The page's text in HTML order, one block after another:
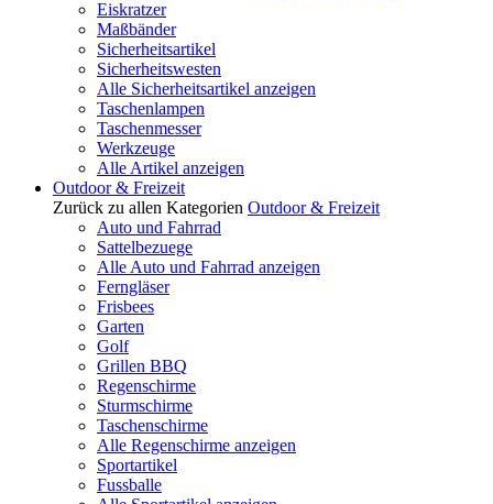
Eiskratzer
Maßbänder
Sicherheitsartikel
Sicherheitswesten
Alle Sicherheitsartikel anzeigen
Taschenlampen
Taschenmesser
Werkzeuge
Alle Artikel anzeigen
Outdoor & Freizeit
Zurück zu allen Kategorien Outdoor & Freizeit
Auto und Fahrrad
Sattelbezuege
Alle Auto und Fahrrad anzeigen
Ferngläser
Frisbees
Garten
Golf
Grillen BBQ
Regenschirme
Sturmschirme
Taschenschirme
Alle Regenschirme anzeigen
Sportartikel
Fussballe